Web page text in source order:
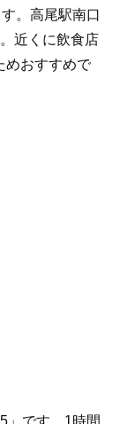
。高尾駅南口
近くに飲食店
めおすすめで